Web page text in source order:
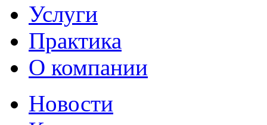
Услуги
Практика
О компании
Новости